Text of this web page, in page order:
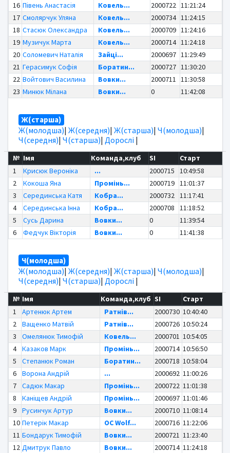
16 Півень Анастасія Ковель... 2000722 11:21:24
17 Смолярчук Уляна Ковель... 2000734 11:24:15
18 Стасюк Олександра Ковель... 2000709 11:24:16
19 Музичук Марта Ковель... 2000714 11:24:18
20 Соломевич Наталія Зайці... 2000697 11:29:49
21 Герасимук Софія Боратин... 2000727 11:30:20
22 Войтович Василина Вовки... 2000711 11:30:58
23 Минюк Мілана Вовки... 0 11:42:08
Ж(старша)
Ж(молодша)| Ж(середня)| Ж(старша)| Ч(молодша)|
Ч(середня)| Ч(старша)| Дорослі |
№ Імя Команда,клуб SI
Старт
1
Крисюк Вероніка ... 2000715
10:49:58
2
Кокоша Яна Промінь... 2000719 11:01:37
3
Серединська Катя Кобра... 2000732 11:17:41
4
Серединська Інна Кобра... 2000708
11:18:52
5
Сусь Дарина Вовки... 0
11:39:54
6
Федчук Вікторія Вовки... 0 11:41:38
Ч(молодша)
Ж(молодша)| Ж(середня)| Ж(старша)| Ч(молодша)|
Ч(середня)| Ч(старша)| Дорослі |
№ Імя Команда,клуб SI
Старт
1
Артенюк Артем Ратнів... 2000730 10:40:40
2
Ващенко Матвій Ратнів... 2000726 10:50:24
3
Омелянюк Тимофій Ковель... 2000701 10:54:05
4
Казаков Марк Промінь... 2000714 10:56:50
5
Степанюк Роман Боратин... 2000718 10:58:04
6
Ворона Андрій ... 2000692 11:00:26
7
Садюк Макар Промінь... 2000722 11:01:38
8
Каніщев Андрій Промінь... 2000697 11:01:46
9
Русинчук Артур Вовки... 2000710 11:08:14
10 Петерік Макар OC Wolf... 2000716 11:22:06
11 Бондарук Тимофій Вовки... 2000721 11:23:40
12 Дмитрук Павло Вовки... 2000714 11:24:18